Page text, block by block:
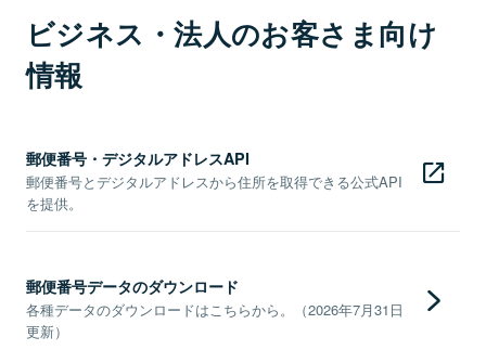
ビジネス・法人のお客さま向け
情報
郵便番号・デジタルアドレスAPI
郵便番号とデジタルアドレスから住所を取得できる公式API
を提供。
郵便番号データのダウンロード
各種データのダウンロードはこちらから。（2026年7月31日
更新）